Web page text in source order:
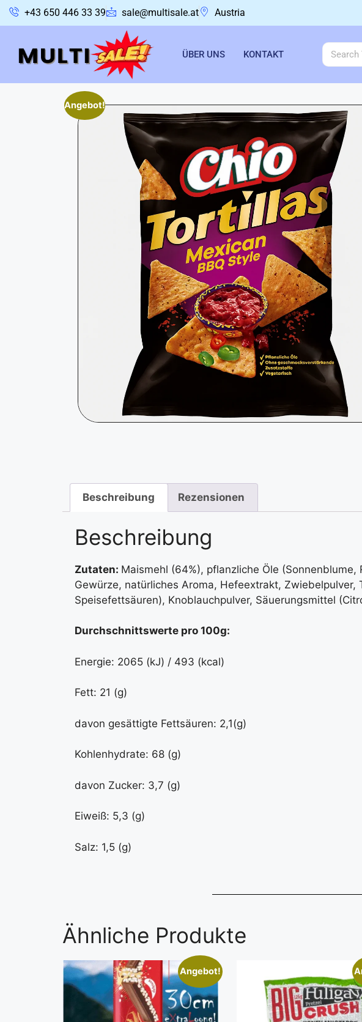
+43 650 446 33 39 sale@multisale.at Austria
ÜBER UNS KONTAKT
Angebot!
Beschreibung Rezensionen
Beschreibung
Zutaten: Maismehl (64%), pflanzliche Öle
Gewürze, natürliches Aroma, Hefeextrakt,
Speisefettsäuren), Knoblauchpulver, Säuerungsmittel
Durchschnittswerte pro 100g:
Energie: 2065 (kJ) / 493 (kcal)
Fett: 21 (g)
davon gesättigte Fettsäuren: 2,1(g)
Kohlenhydrate: 68 (g)
davon Zucker: 3,7 (g)
Eiweiß: 5,3 (g)
Salz: 1,5 (g)
Ähnliche Produkte
Angebot!